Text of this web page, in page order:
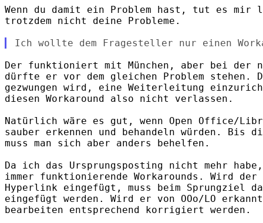
Wenn du damit ein Problem hast, tut es
trotzdem nicht deine Probleme.
Der funktioniert mit München, aber bei der
dürfte er vor dem gleichen Problem stehen.
gezwungen wird, eine Weiterleitung
diesen Workaround also nicht verlassen.
Natürlich wäre es gut, wenn Open Office/
sauber erkennen und behandeln würden. Bis
muss man sich aber anders behelfen.
Da ich das Ursprungsposting nicht mehr
immer funktionierende Workarounds. Wird
Hyperlink eingefügt, muss beim Sprungziel
eingefügt werden. Wird er von OOo/LO
bearbeiten entsprechend korrigiert werden.